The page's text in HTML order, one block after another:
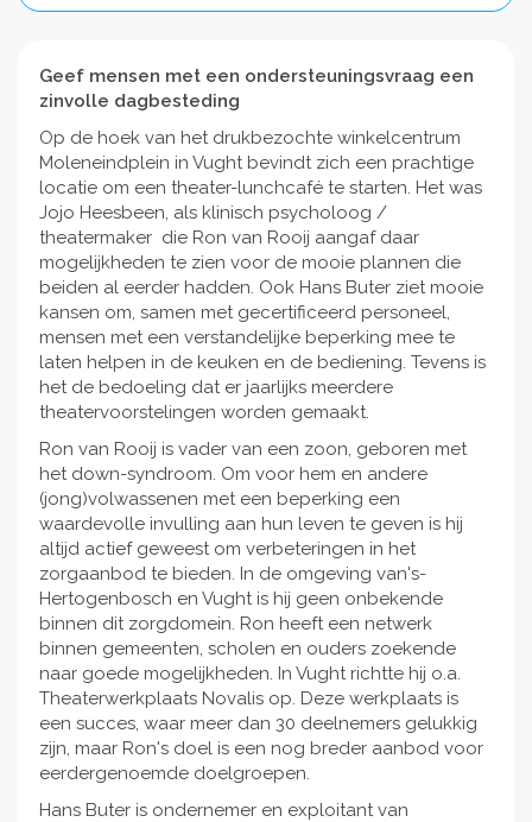
Geef mensen met een ondersteuningsvraag een
zinvolle dagbesteding
Op de hoek van het drukbezochte winkelcentrum
Moleneindplein in Vught bevindt zich een prachtige
locatie om een theater-lunchcafé te starten. Het was
Jojo Heesbeen, als klinisch psycholoog /
theatermaker die Ron van Rooij aangaf daar
mogelijkheden te zien voor de mooie plannen die
beiden al eerder hadden. Ook Hans Buter ziet mooie
kansen om, samen met gecertificeerd personeel,
mensen met een verstandelijke beperking mee te
laten helpen in de keuken en de bediening. Tevens is
het de bedoeling dat er jaarlijks meerdere
theatervoorstelingen worden gemaakt.
Ron van Rooij is vader van een zoon, geboren met
het down-syndroom. Om voor hem en andere
(jong)volwassenen met een beperking een
waardevolle invulling aan hun leven te geven is hij
altijd actief geweest om verbeteringen in het
zorgaanbod te bieden. In de omgeving van's-
Hertogenbosch en Vught is hij geen onbekende
binnen dit zorgdomein. Ron heeft een netwerk
binnen gemeenten, scholen en ouders zoekende
naar goede mogelijkheden. In Vught richtte hij o.a.
Theaterwerkplaats Novalis op. Deze werkplaats is
een succes, waar meer dan 30 deelnemers gelukkig
zijn, maar Ron's doel is een nog breder aanbod voor
eerdergenoemde doelgroepen.
Hans Buter is ondernemer en exploitant van